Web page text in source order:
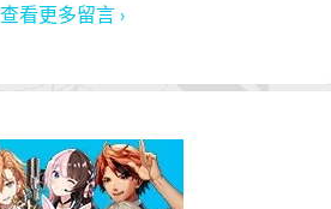
查看更多留言 ›